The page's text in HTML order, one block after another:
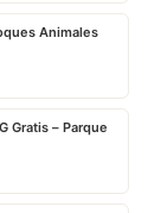
Animales
Gratis – Parque